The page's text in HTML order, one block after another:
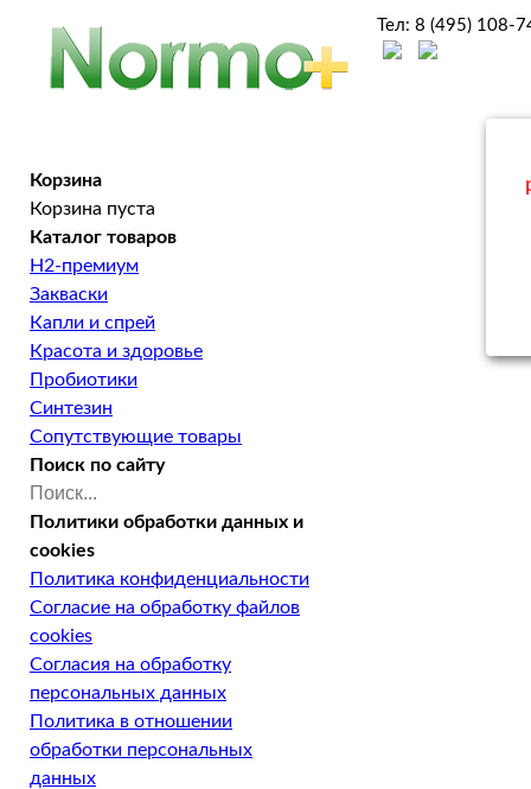
Тел: 8 (495) 108-
Корзина
Корзина пуста
Каталог товаров
H2-премиум
Закваски
Капли и спрей
Красота и здоровье
Пробиотики
Синтезин
Сопутствующие товары
Поиск по сайту
Политики обработки данных и
cookies
Политика конфиденциальности
Согласие на обработку файлов
cookies
Согласия на обработку
персональных данных
Политика в отношении
обработки персональных
данных